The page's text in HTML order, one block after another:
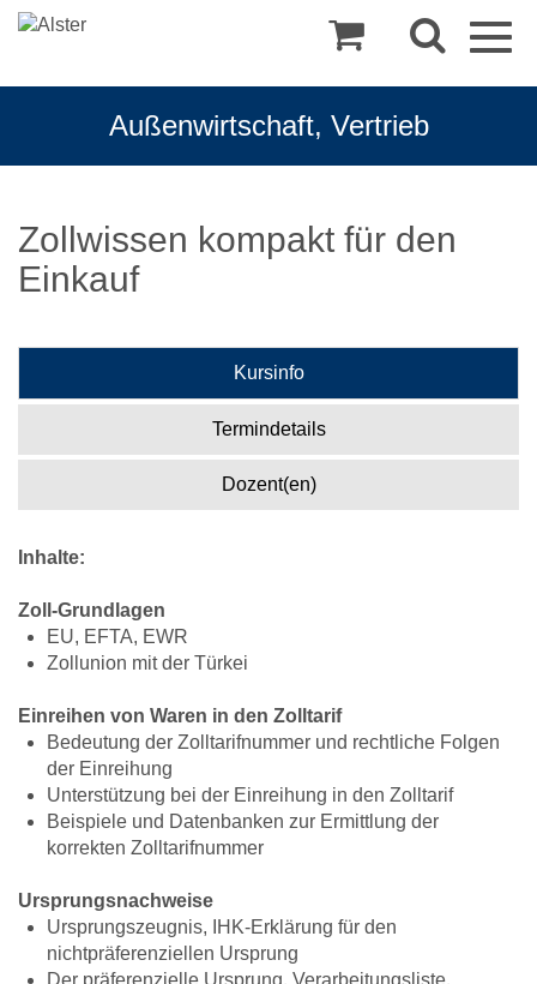
Außenwirtschaft, Vertrieb
Zollwissen kompakt für den
Einkauf
Kursinfo
Termindetails
Dozent(en)
Inhalte:
Zoll-Grundlagen
EU, EFTA, EWR
Zollunion mit der Türkei
Einreihen von Waren in den Zolltarif
Bedeutung der Zolltarifnummer und rechtliche Folgen
der Einreihung
Unterstützung bei der Einreihung in den Zolltarif
Beispiele und Datenbanken zur Ermittlung der
korrekten Zolltarifnummer
Ursprungsnachweise
Ursprungszeugnis, IHK-Erklärung für den
nichtpräferenziellen Ursprung
Der präferenzielle Ursprung, Verarbeitungsliste,